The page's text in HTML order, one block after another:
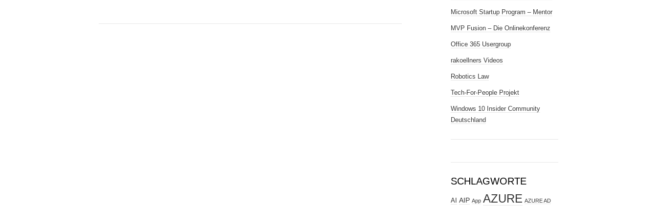
Microsoft Startup Program – Mentor
MVP Fusion – Die Onlinekonferenz
Office 365 Usergroup
rakoellners Videos
Robotics Law
Tech-For-People Projekt
Windows 10 Insider Community
Deutschland
SCHLAGWORTE
AI AIP App AZURE AZURE AD